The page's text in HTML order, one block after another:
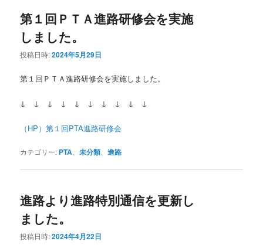
第１回ＰＴＡ進路研修会を実施
しました。
投稿日時:2024年5月29日
第１回ＰＴＡ進路研修会を実施しました。
↓ ↓ ↓ ↓ ↓ ↓ ↓ ↓ ↓ ↓
（HP）第１回PTA進路研修会
カテゴリー: PTA 、未分類 、進路
進路より進路特別通信を更新し
ました。
投稿日時:2024年4月22日